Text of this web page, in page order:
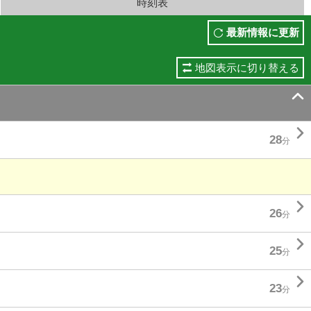
時刻表
最新情報に更新
地図表示に切り替える

28分 
26分 
25分 
23分 